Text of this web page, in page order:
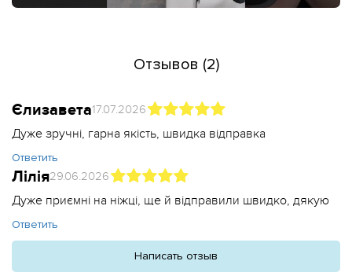
Отзывов (2)
Єлизавета17.07.2026
Дуже зручні, гарна якість, швидка відправка
Ответить
Лілія29.06.2026
Дуже приємні на ніжці, ще й відправили швидко, дякую
Ответить
Написать отзыв